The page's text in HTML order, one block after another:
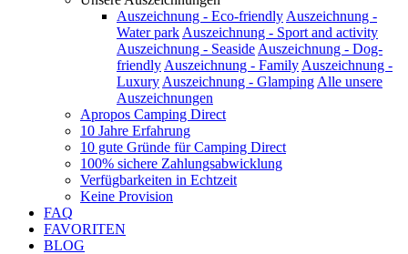
Auszeichnung - Eco-friendly Auszeichnung -
Water park Auszeichnung - Sport and activity
Auszeichnung - Seaside Auszeichnung - Dog-
friendly Auszeichnung - Family Auszeichnung -
Luxury Auszeichnung - Glamping Alle unsere
Auszeichnungen
Apropos Camping Direct
10 Jahre Erfahrung
10 gute Gründe für Camping Direct
100% sichere Zahlungsabwicklung
Verfügbarkeiten in Echtzeit
Keine Provision
FAQ
FAVORITEN
BLOG